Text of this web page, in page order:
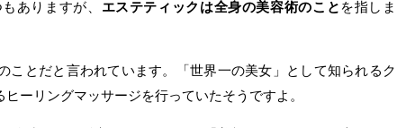
ありますが、 エステティックは全身の美容術のこと を指しま
ことだと言われています。「世界一の美女」として知られるク
ーリングマッサージを行っていたそうですよ。